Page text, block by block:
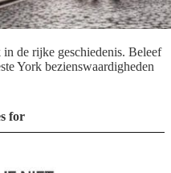
de rijke geschiedenis. Beleef
York bezienswaardigheden
for